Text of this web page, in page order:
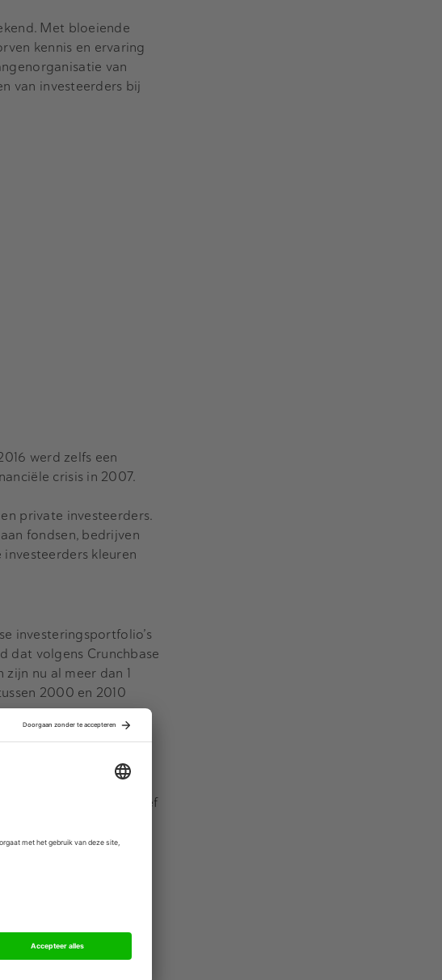
Met bloeiende
kennis en ervaring
van
van investeerders bij
werd zelfs een
crisis in 2007.
private investeerders.
fondsen, bedrijven
kleuren
investeringsportfolio’s
dat volgens Crunchbase
nu al meer dan 1
2000 en 2010
onderneming
netwerken
zegt Alex Brabers, Chief
exit, waar en op
met een
het Franse
te maken. Dat is
aandelen of obligaties